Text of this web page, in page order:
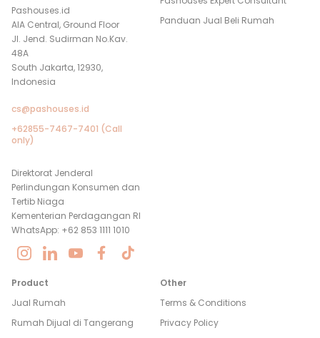
Pashouses.id
AIA Central, Ground Floor
Jl. Jend. Sudirman No.Kav.
48A
South Jakarta, 12930,
Indonesia
cs@pashouses.id
+62855-7467-7401 (Call
only)
Direktorat Jenderal
Perlindungan Konsumen dan
Tertib Niaga
Kementerian Perdagangan RI
WhatsApp: +62 853 1111 1010
Panduan Jual Beli Rumah
Product
Jual Rumah
Rumah Dijual di Tangerang
Other
Terms & Conditions
Privacy Policy